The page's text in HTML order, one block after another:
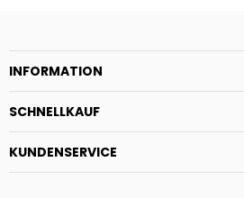
INFORMATION
SCHNELLKAUF
KUNDENSERVICE